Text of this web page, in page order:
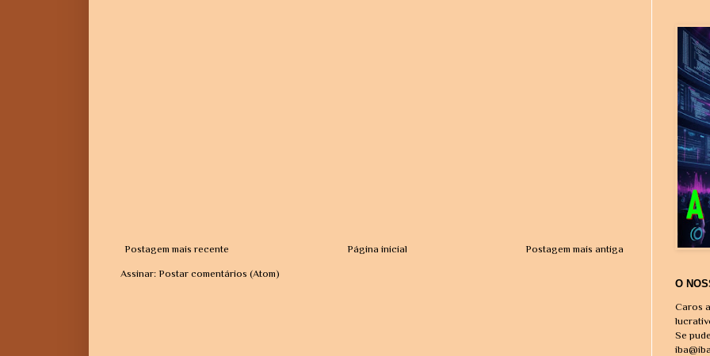
Postagem mais recente Postagem mais antiga
Página inicial
Assinar: Postar comentários (Atom)
O
Caros
Se